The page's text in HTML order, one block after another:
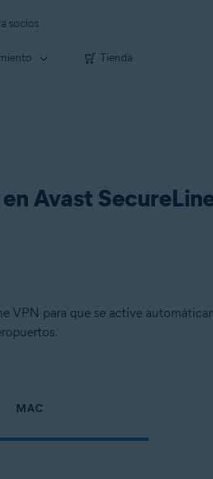
socios
Tienda
Avast
VPN para que se active
MAC